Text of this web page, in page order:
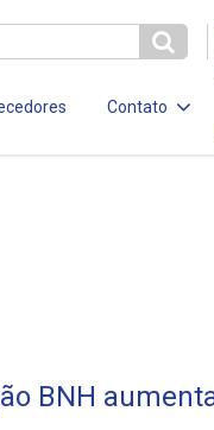
Contato
BNH